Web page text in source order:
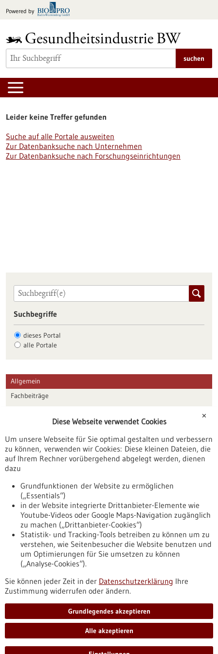
Inhalt
Powered by
suchen
Leider keine Treffer gefunden
Suche auf alle Portale ausweiten
Zur Datenbanksuche nach Unternehmen
Zur Datenbanksuche nach Forschungseinrichtungen
Suchbegriffe
dieses Portal
alle Portale
Allgemein
Fachbeiträge
Veranstaltungen
Erscheinungsdatum
Nach oben
Informiert bleiben
Newsletter abonnieren
✕
Diese Webseite verwendet Cookies
Um unsere Webseite für Sie optimal gestalten und verbessern
zu können, verwenden wir Cookies: Diese kleinen Dateien, die
auf Ihrem Rechner vorübergehend abgelegt werden, dienen
dazu
Grundfunktionen der Website zu ermöglichen
(„Essentials“)
in der Website integrierte Drittanbieter-Elemente wie
Youtube-Videos oder Google Maps-Navigation zugänglich
zu machen („Drittanbieter-Cookies“)
Statistik- und Tracking-Tools betreiben zu können um zu
verstehen, wie Seitenbesucher die Website benutzen und
um Optimierungen für Sie umsetzen zu können
(„Analyse-Cookies“).
Sie können jeder Zeit in der Datenschutzerklärung Ihre
Zustimmung widerrufen oder ändern.
Grundlegendes akzeptieren
Alle akzeptieren